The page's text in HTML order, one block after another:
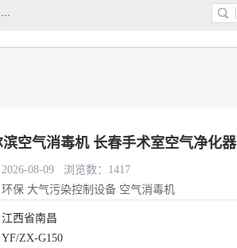
主营:医用空气消毒机，臭氧消空气毒机,循环风紫外线空气消毒机,臭氧发生器,低温烘干臭氧消毒柜,常温臭氧消毒柜,臭氧水消毒机,管道容器臭氧消毒机,内置式臭氧消毒机,外置式臭氧消毒机,床单位臭氧消毒器。医用工作服灭菌柜，医用拖鞋消毒柜,麻醉机内管路消毒机，呼吸机回路消毒机
空气消毒机 长春手术室空气净化器
08-09 浏览数：1417
环保 大气污染控制设备 空气消毒机
西省南昌
ZX-G150